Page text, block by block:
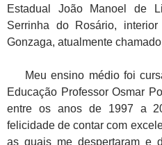
Estadual João Manoel de
Serrinha do Rosário,
Gonzaga, atualmente
Meu ensino médio foi
Educação Professor Osmar
entre os anos de 1997 a
felicidade de contar com
as quais me despertaram e